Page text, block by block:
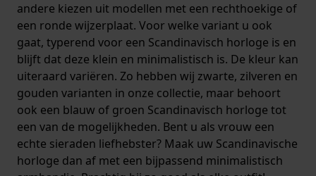
andere kiezen uit modellen met een rechthoekige of
een ronde wijzerplaat. Voor welke variant u ook
gaat, typerend voor een Scandinavisch horloge is en
blijft dat deze klein en minimalistisch is. De kleur kan
uiteraard variëren. Zo hebben wij zwarte, zilveren en
gouden varianten in onze collectie, maar behoort
ook een blauw of groen Scandinavisch horloge tot
een van de mogelijkheden. Bent u als vrouw een
echte sieraden liefhebster? Maak uw Scandinavische
horloge dan af met een bijpassend minimalistisch